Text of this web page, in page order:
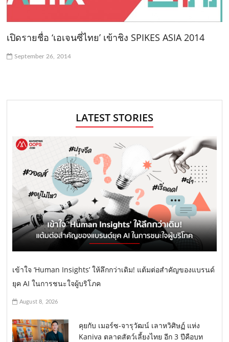
เปิดรายชื่อ ‘เอเจนซี่ไทย’ เข้าชิง SPIKES ASIA 2014
September 26, 2014
LATEST STORIES
เข้าใจ ‘Human Insights’ ให้ลึกกว่าเดิม! แต้มต่อสำคัญของแบรนด์
ยุค AI ในการชนะใจผู้บริโภค
August 8, 2026
คุยกับ เมอร์ซ-จารุวัฒน์ เลาหวิศิษฏ์ แห่ง
Kaniva ตลาดสัตว์เลี้ยงไทย อีก 3 ปีคือบท